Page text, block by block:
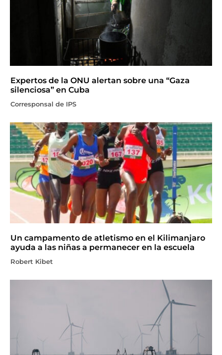
Expertos de la ONU alertan sobre una “Gaza
silenciosa” en Cuba
Corresponsal de IPS
Un campamento de atletismo en el Kilimanjaro
ayuda a las niñas a permanecer en la escuela
Robert Kibet